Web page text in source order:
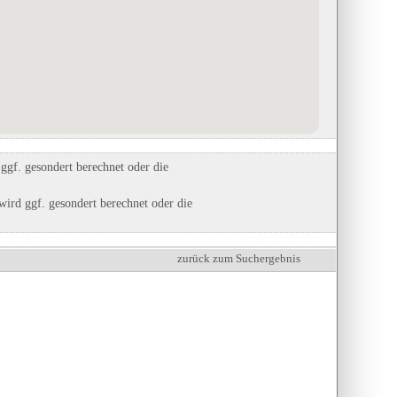
gesondert berechnet oder die
ggf. gesondert berechnet oder die
zurück zum Suchergebnis